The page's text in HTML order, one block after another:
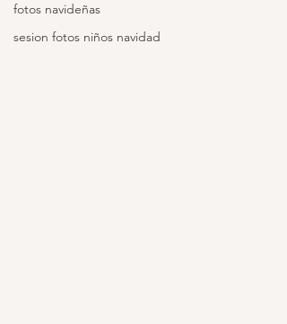
fotos navideñas
sesion fotos niños navidad